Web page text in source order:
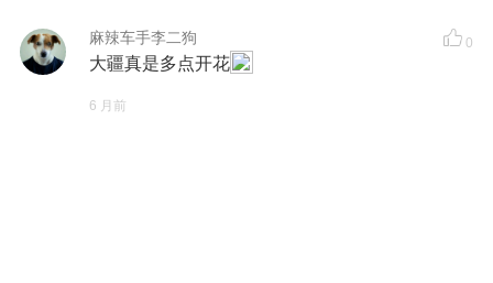
麻辣车手李二狗 0
大疆真是多点开花
6 月前